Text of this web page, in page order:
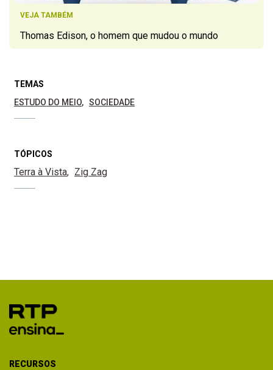
VEJA TAMBÉM
Thomas Edison, o homem que mudou o mundo
TEMAS
ESTUDO DO MEIO
SOCIEDADE
TÓPICOS
Terra à Vista Zig Zag
RECURSOS